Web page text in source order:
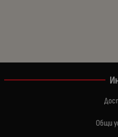
Общи